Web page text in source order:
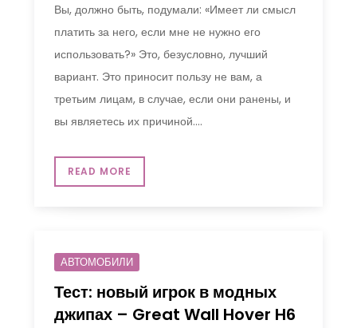
Вы, должно быть, подумали: «Имеет ли смысл
платить за него, если мне не нужно его
использовать?» Это, безусловно, лучший
вариант. Это приносит пользу не вам, а
третьим лицам, в случае, если они ранены, и
вы являетесь их причиной.…
READ MORE
АВТОМОБИЛИ
Тест: новый игрок в модных
джипах – Great Wall Hover H6